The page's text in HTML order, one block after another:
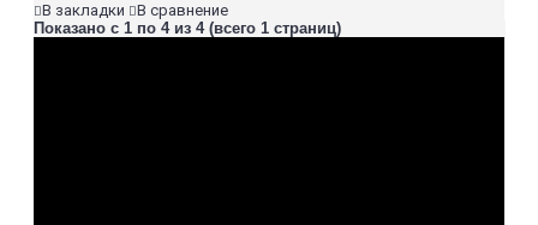
В закладки
В сравнение
Показано с 1 по 4 из 4 (всего 1 страниц)